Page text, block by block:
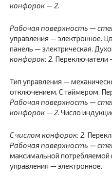
конфорок — 2.
Рабочая поверхность —
управления — электронное.
панель — электрическая.
конфорок: 2. Переключатели
Тип управления —
отключением. С таймером.
Рабочая поверхность —
конфорок — 2. Число
С числом конфорок: 2.
Рабочая поверхность —
максимальной
управления — электронное.